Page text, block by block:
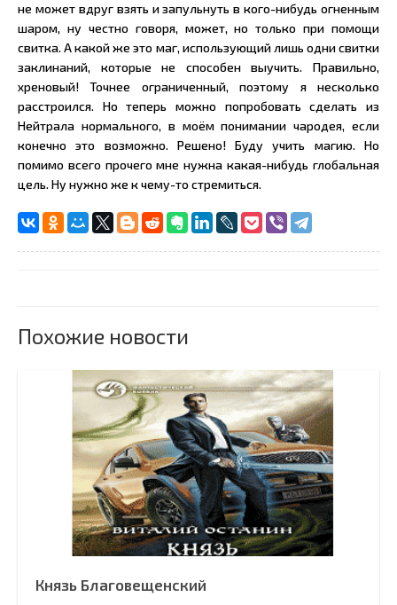
не может вдруг взять и запульнуть в кого-нибудь огненным
шаром, ну честно говоря, может, но только при помощи
свитка. А какой же это маг, использующий лишь одни свитки
заклинаний, которые не способен выучить. Правильно,
хреновый! Точнее ограниченный, поэтому я несколько
расстроился. Но теперь можно попробовать сделать из
Нейтрала нормального, в моём понимании чародея, если
конечно это возможно. Решено! Буду учить магию. Но
помимо всего прочего мне нужна какая-нибудь глобальная
цель. Ну нужно же к чему-то стремиться.
Похожие новости
Князь Благовещенский